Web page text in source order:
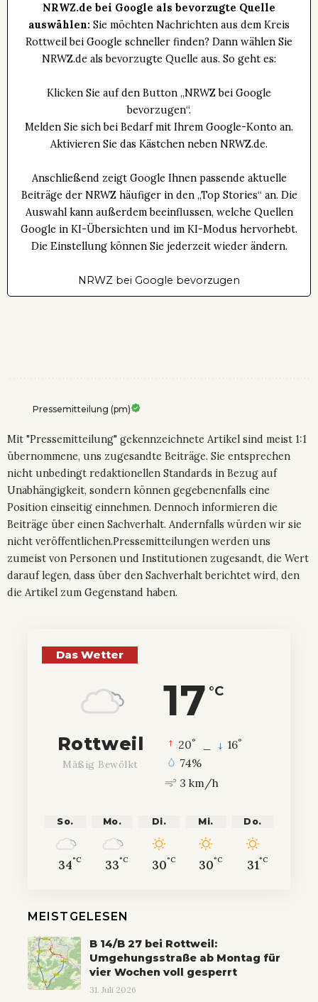
NRWZ.de bei Google als bevorzugte Quelle
auswählen: Sie möchten Nachrichten aus dem Kreis
Rottweil bei Google schneller finden? Dann wählen Sie
NRWZ.de als bevorzugte Quelle aus. So geht es:
Klicken Sie auf den Button „NRWZ bei Google
bevorzugen“.
Melden Sie sich bei Bedarf mit Ihrem Google-Konto an.
Aktivieren Sie das Kästchen neben NRWZ.de.
Anschließend zeigt Google Ihnen passende aktuelle
Beiträge der NRWZ häufiger in den „Top Stories“ an. Die
Auswahl kann außerdem beeinflussen, welche Quellen
Google in KI-Übersichten und im KI-Modus hervorhebt.
Die Einstellung können Sie jederzeit wieder ändern.
NRWZ bei Google bevorzugen
Pressemitteilung (pm)
Mit "Pressemitteilung" gekennzeichnete Artikel sind meist 1:1
übernommene, uns zugesandte Beiträge. Sie entsprechen
nicht unbedingt redaktionellen Standards in Bezug auf
Unabhängigkeit, sondern können gegebenenfalls eine
Position einseitig einnehmen. Dennoch informieren die
Beiträge über einen Sachverhalt. Andernfalls würden wir sie
nicht veröffentlichen.Pressemitteilungen werden uns
zumeist von Personen und Institutionen zugesandt, die Wert
darauf legen, dass über den Sachverhalt berichtet wird, den
die Artikel zum Gegenstand haben.
Das Wetter
17 °C
Rottweil
Mäßig Bewölkt
20° 16°
74%
3 km/h
So.
34°C
Mo.
33°C
Di.
30°C
Mi.
30°C
Do.
31°C
MEISTGELESEN
B 14/B 27 bei Rottweil:
Umgehungsstraße ab Montag für
vier Wochen voll gesperrt
31. Juli 2026